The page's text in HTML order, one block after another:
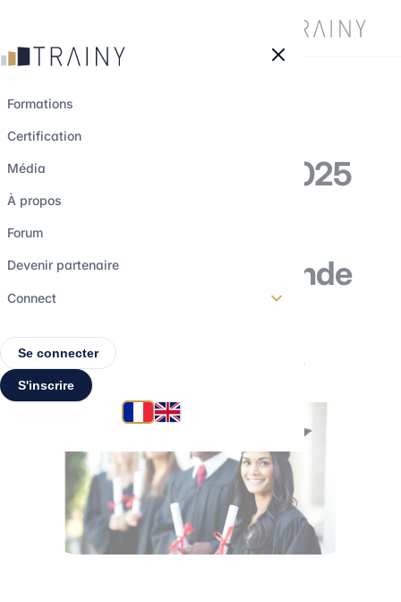
Formations
Certification
Média
À propos
Forum
Devenir partenaire
Connect
Se connecter
S'inscrire
Classement QS 2025
: Quelles sont les
universités au monde
?
22 novembre 2024 5 min de lecture